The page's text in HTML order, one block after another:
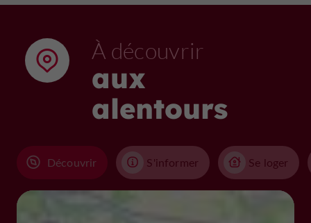
À découvrir
aux
alentours
Découvrir S'informer Se loger